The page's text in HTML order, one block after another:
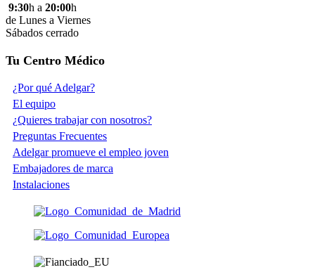
9:30h a 20:00h
de Lunes a Viernes
Sábados cerrado
Tu Centro Médico
¿Por qué Adelgar?
El equipo
¿Quieres trabajar con nosotros?
Preguntas Frecuentes
Adelgar promueve el empleo joven
Embajadores de marca
Instalaciones